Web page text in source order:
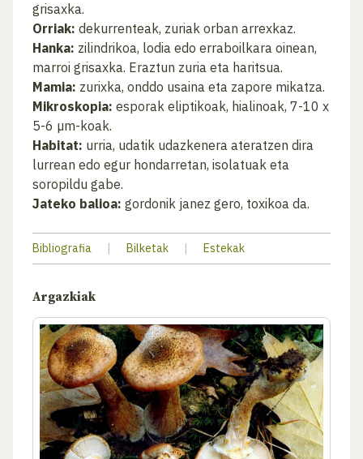
grisaxka.
Orriak: dekurrenteak, zuriak orban arrexkaz.
Hanka: zilindrikoa, lodia edo erraboilkara oinean,
marroi grisaxka. Eraztun zuria eta haritsua.
Mamia: zurixka, onddo usaina eta zapore mikatza.
Mikroskopia: esporak eliptikoak, hialinoak, 7-10 x
5-6 µm-koak.
Habitat: urria, udatik udazkenera ateratzen dira
lurrean edo egur hondarretan, isolatuak eta
soropildu gabe.
Jateko balioa: gordonik janez gero, toxikoa da.
Bibliografia | Bilketak | Estekak
Argazkiak